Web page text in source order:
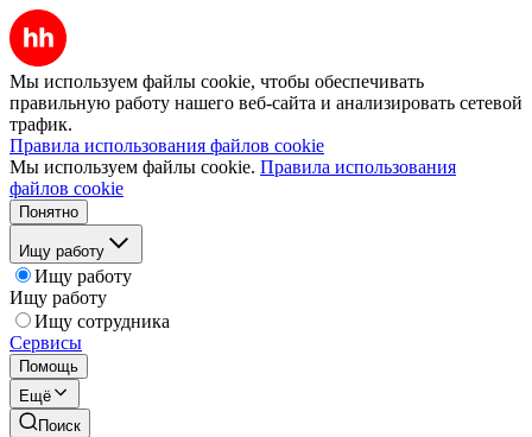
Мы используем файлы cookie, чтобы обеспечивать
правильную работу нашего веб-сайта и анализировать сетевой
трафик.
Правила использования файлов cookie
Мы используем файлы cookie. Правила использования
файлов cookie
Понятно
Ищу работу
Ищу работу
Ищу работу
Ищу сотрудника
Сервисы
Помощь
Ещё
Поиск